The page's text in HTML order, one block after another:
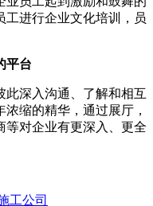
工进行企业文化培训，员
平台
此深入沟通、了解和相互
缩的精华，通过展厅，
等对企业有更深入、更全
工公司